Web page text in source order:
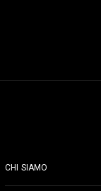
CHI SIAMO